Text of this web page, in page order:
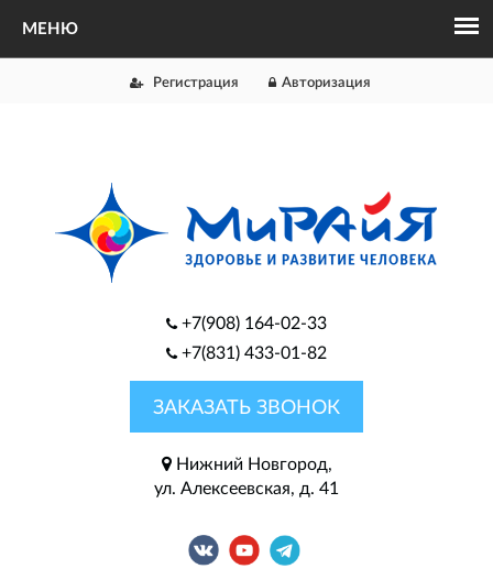
Регистрация Авторизация
+7(908) 164-02-33
+7(831) 433-01-82
ЗАКАЗАТЬ ЗВОНОК
Нижний Новгород,
ул. Алексеевская, д. 41